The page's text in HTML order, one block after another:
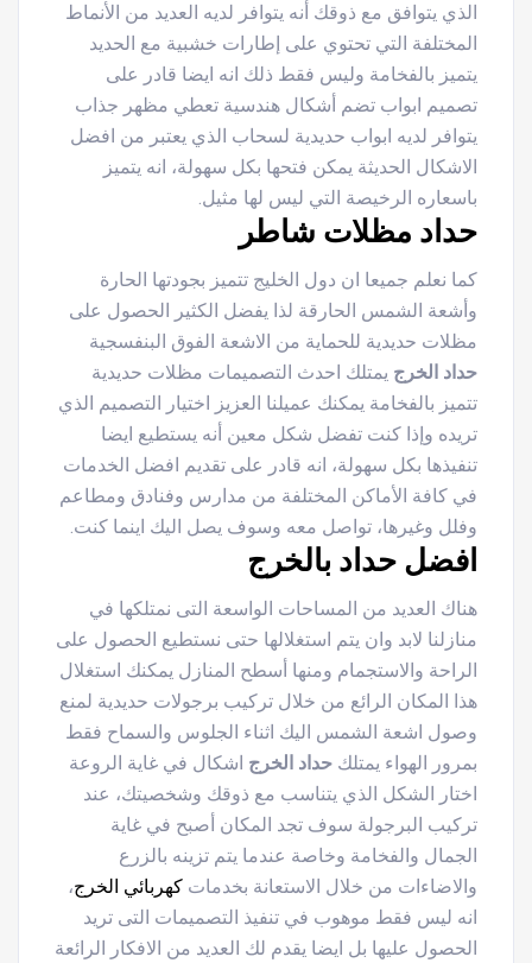
الذي يتوافق مع ذوقك أنه يتوافر لديه العديد من الأنماط
المختلفة التي تحتوي على إطارات خشبية مع الحديد
يتميز بالفخامة وليس فقط ذلك انه ايضا قادر على
تصميم ابواب تضم أشكال هندسية تعطي مظهر جذاب
يتوافر لديه ابواب حديدية لسحاب الذي يعتبر من افضل
الاشكال الحديثة يمكن فتحها بكل سهولة، انه يتميز
باسعاره الرخيصة التي ليس لها مثيل.
حداد مظلات شاطر
كما نعلم جميعا ان دول الخليج تتميز بجودتها الحارة
وأشعة الشمس الحارقة لذا يفضل الكثير الحصول على
مظلات حديدية للحماية من الاشعة الفوق البنفسجية
حداد الخرج يمتلك احدث التصميمات مظلات حديدية
تتميز بالفخامة يمكنك عميلنا العزيز اختيار التصميم الذي
تريده وإذا كنت تفضل شكل معين أنه يستطيع ايضا
تنفيذها بكل سهولة، انه قادر على تقديم افضل الخدمات
في كافة الأماكن المختلفة من مدارس وفنادق ومطاعم
وفلل وغيرها، تواصل معه وسوف يصل اليك اينما كنت.
افضل حداد بالخرج
هناك العديد من المساحات الواسعة التى نمتلكها في
منازلنا لابد وان يتم استغلالها حتى نستطيع الحصول على
الراحة والاستجمام ومنها أسطح المنازل يمكنك استغلال
هذا المكان الرائع من خلال تركيب برجولات حديدية لمنع
وصول اشعة الشمس اليك اثناء الجلوس والسماح فقط
بمرور الهواء يمتلك حداد الخرج اشكال في غاية الروعة
اختار الشكل الذي يتناسب مع ذوقك وشخصيتك، عند
تركيب البرجولة سوف تجد المكان أصبح في غاية
الجمال والفخامة وخاصة عندما يتم تزينه بالزرع
والاضاءات من خلال الاستعانة بخدمات كهربائي الخرج،
انه ليس فقط موهوب في تنفيذ التصميمات التى تريد
الحصول عليها بل ايضا يقدم لك العديد من الافكار الرائعة